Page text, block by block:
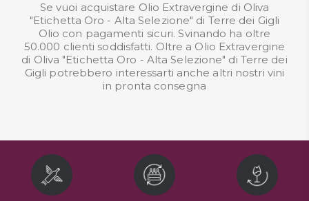
Se vuoi acquistare Olio Extravergine di Oliva
"Etichetta Oro - Alta Selezione" di Terre dei Gigli
Olio con pagamenti sicuri. Svinando ha oltre
50.000 clienti soddisfatti. Oltre a Olio Extravergine
di Oliva "Etichetta Oro - Alta Selezione" di Terre dei
Gigli potrebbero interessarti anche altri nostri vini
in pronta consegna